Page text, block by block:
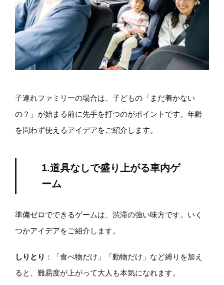
子連れファミリーの場合は、子どもの「まだ着かない
の？」が始まる前に先手を打つのがポイントです。年齢
を問わず使えるアイデアをご紹介します。
1.道具なしで盛り上がる車内ゲ
ーム
準備ゼロでできるゲームは、渋滞の強い味方です。いく
つかアイデアをご紹介します。
しりとり ：「食べ物だけ」「動物だけ」など縛りを加え
ると、難易度が上がって大人も本気になれます。